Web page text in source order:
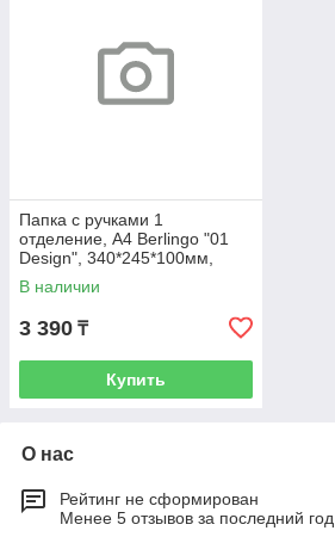
Папка с ручками 1
отделение, А4 Berlingo "01
Design", 340*245*100мм,
пластик, на молнии
В наличии
3 390 ₸
Купить
О нас
Рейтинг не сформирован
Менее 5 отзывов за последний год